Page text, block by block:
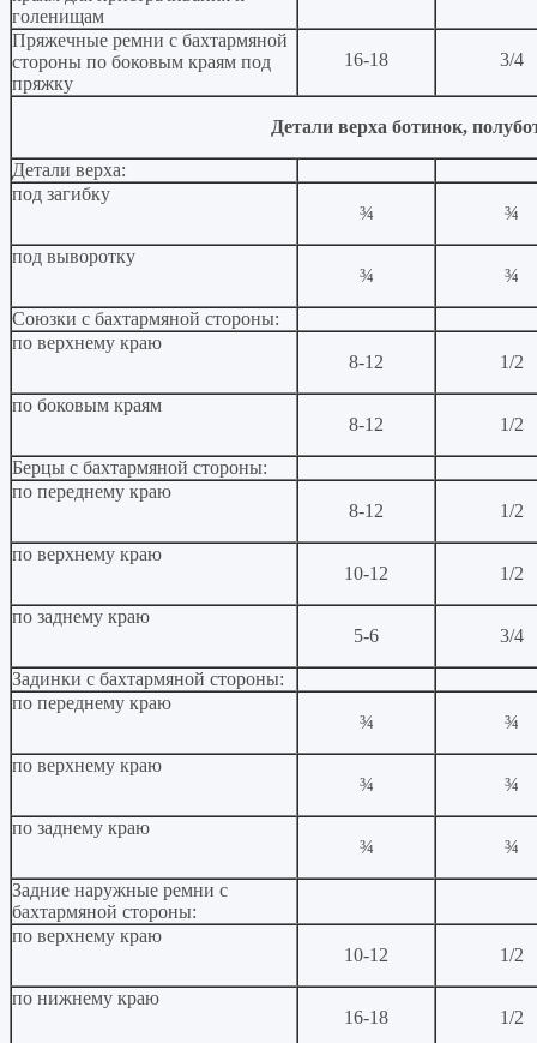
голенищам
Пряжечные ремни с бахтармяной
стороны по боковым краям под
пряжку
16-18 3/4
Детали верха ботинок,
Детали верха:
под загибку
¾
¾
под выворотку
¾
¾
Союзки с бахтармяной стороны:
по верхнему краю
8-12
1/2
по боковым краям
8-12
1/2
Берцы с бахтармяной стороны:
по переднему краю
8-12
1/2
по верхнему краю
10-12
1/2
по заднему краю
5-6
3/4
Задинки с бахтармяной стороны:
по переднему краю
¾
¾
по верхнему краю
¾
¾
по заднему краю
¾
¾
Задние наружные ремни с
бахтармяной стороны:
по верхнему краю
10-12
1/2
по нижнему краю
16-18
1/2